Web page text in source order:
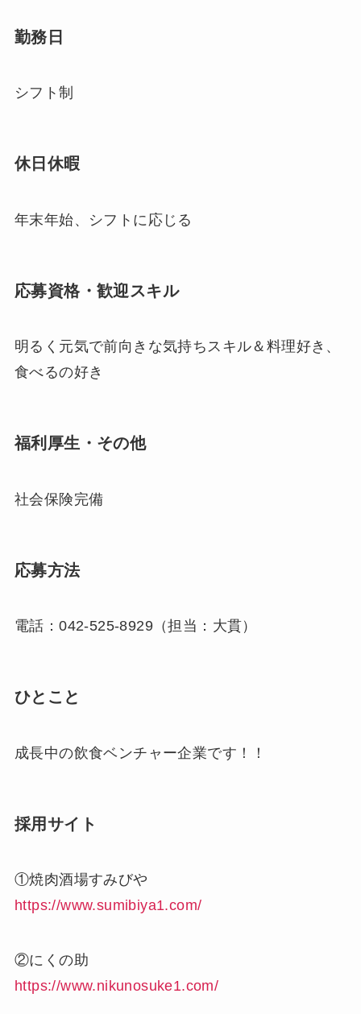
勤務日
シフト制
休日休暇
年末年始、シフトに応じる
応募資格・歓迎スキル
明るく元気で前向きな気持ちスキル＆料理好き、
食べるの好き
福利厚生・その他
社会保険完備
応募方法
電話：042-525-8929（担当：大貫）
ひとこと
成長中の飲食ベンチャー企業です！！
採用サイト
①焼肉酒場すみびや
https://www.sumibiya1.com/
②にくの助
https://www.nikunosuke1.com/